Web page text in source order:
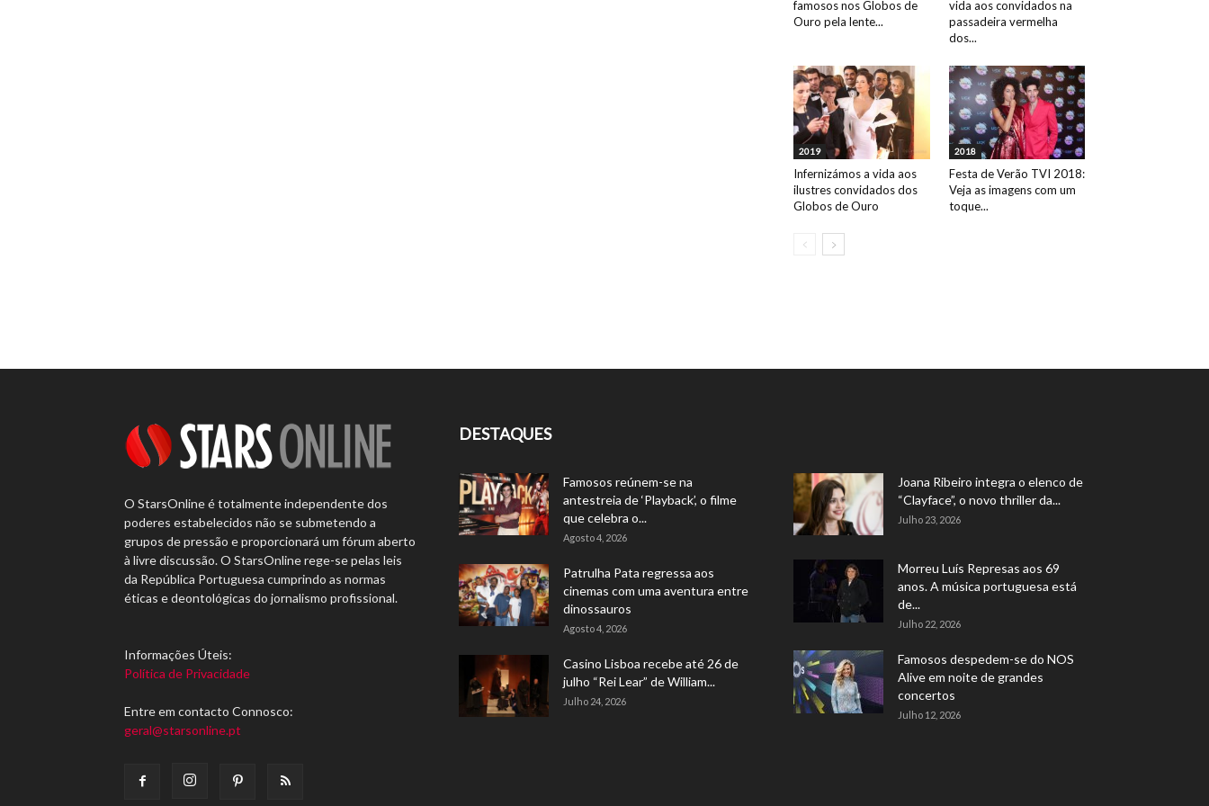
famosos nos Globos de
Ouro pela lente...
vida aos convidados na
passadeira vermelha
dos...
2019
Infernizámos a vida aos
ilustres convidados dos
Globos de Ouro
2018
Festa de Verão TVI 2018:
Veja as imagens com um
toque...
O StarsOnline é totalmente independente dos
poderes estabelecidos não se submetendo a
grupos de pressão e proporcionará um fórum aberto
à livre discussão. O StarsOnline rege-se pelas leis
da República Portuguesa cumprindo as normas
éticas e deontológicas do jornalismo profissional.
Informações Úteis:
Política de Privacidade
Entre em contacto Connosco:
geral@starsonline.pt
DESTAQUES
Famosos reúnem-se na
antestreia de ‘Playback’, o filme
que celebra o...
Agosto 4, 2026
Patrulha Pata regressa aos
cinemas com uma aventura entre
dinossauros
Agosto 4, 2026
Casino Lisboa recebe até 26 de
julho “Rei Lear” de William...
Julho 24, 2026
Joana Ribeiro integra o elenco de
“Clayface”, o novo thriller da...
Julho 23, 2026
Morreu Luís Represas aos 69
anos. A música portuguesa está
de...
Julho 22, 2026
Famosos despedem-se do NOS
Alive em noite de grandes
concertos
Julho 12, 2026